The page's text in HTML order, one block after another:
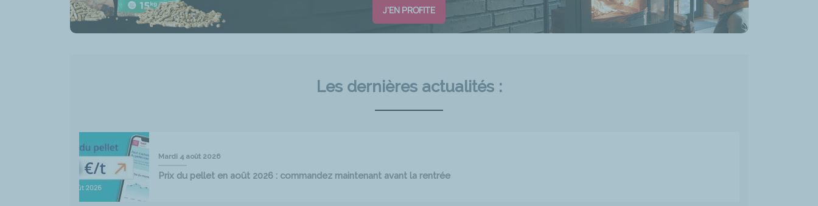
J'EN PROFITE
Les dernières actualités :
Mardi 4 août 2026
Prix du pellet en août 2026 : commandez maintenant avant la rentrée